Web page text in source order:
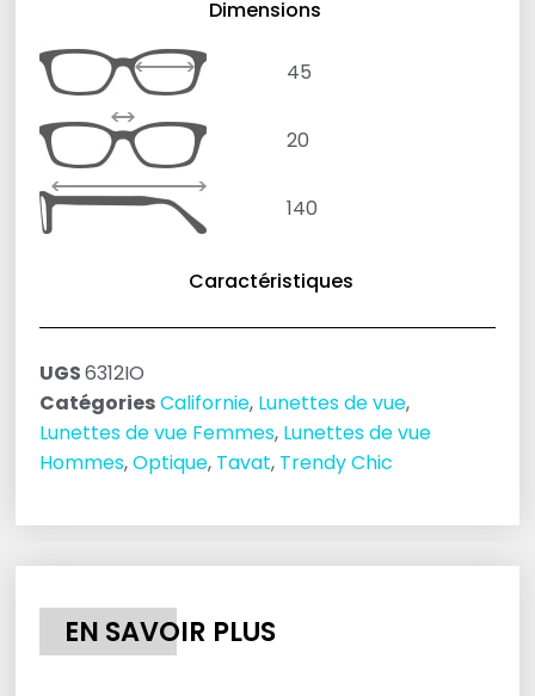
Dimensions
45
20
140
Caractéristiques
UGS6312IO
CatégoriesCalifornie, Lunettes de vue,
Lunettes de vue Femmes, Lunettes de vue
Hommes,Optique, Tavat, Trendy Chic
EN SAVOIR PLUS